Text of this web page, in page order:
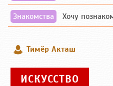
Знакомства Хочу
Тимӗр Акташ
ИСКУССТВО